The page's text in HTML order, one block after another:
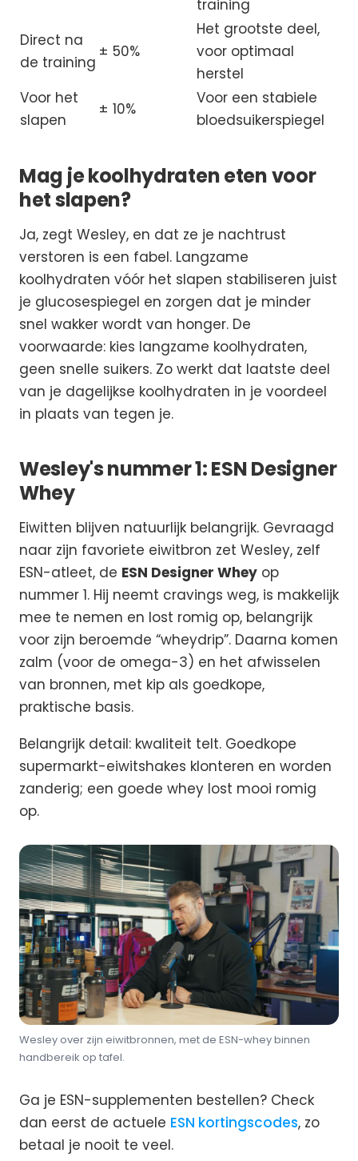
training
Direct na
de training
± 50%
Het grootste deel,
voor optimaal
herstel
Voor het
slapen
± 10%
Voor een stabiele
bloedsuikerspiegel
Mag je koolhydraten eten voor
het slapen?
Ja, zegt Wesley, en dat ze je nachtrust
verstoren is een fabel. Langzame
koolhydraten vóór het slapen stabiliseren juist
je glucosespiegel en zorgen dat je minder
snel wakker wordt van honger. De
voorwaarde: kies langzame koolhydraten,
geen snelle suikers. Zo werkt dat laatste deel
van je dagelijkse koolhydraten in je voordeel
in plaats van tegen je.
Wesley's nummer 1: ESN Designer
Whey
Eiwitten blijven natuurlijk belangrijk. Gevraagd
naar zijn favoriete eiwitbron zet Wesley, zelf
ESN-atleet, de ESN Designer Whey op
nummer 1. Hij neemt cravings weg, is makkelijk
mee te nemen en lost romig op, belangrijk
voor zijn beroemde “wheydrip”. Daarna komen
zalm (voor de omega-3) en het afwisselen
van bronnen, met kip als goedkope,
praktische basis.
Belangrijk detail: kwaliteit telt. Goedkope
supermarkt-eiwitshakes klonteren en worden
zanderig; een goede whey lost mooi romig
op.
Wesley over zijn eiwitbronnen, met de ESN-whey binnen
handbereik op tafel.
Ga je ESN-supplementen bestellen? Check
dan eerst de actuele ESN kortingscodes, zo
betaal je nooit te veel.